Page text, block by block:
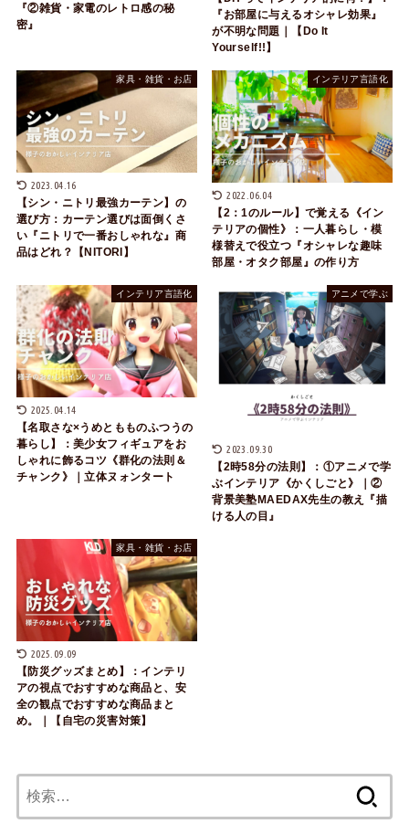
『②雑貨・家電のレトロ感の秘
密』
『お部屋に与えるオシャレ効果』
が不明な問題｜【Do It
Yourself!!】
家具・雑貨・お店
2023.04.16
【シン・ニトリ最強カーテン】の
選び方：カーテン選びは面倒くさ
い『ニトリで一番おしゃれな』商
品はどれ？【NITORI】
インテリア言語化
2022.06.04
【2：1のルール】で覚える《イン
テリアの個性》：一人暮らし・模
様替えで役立つ『オシャレな趣味
部屋・オタク部屋』の作り方
インテリア言語化
2025.04.14
【名取さな×うめともものふつうの
暮らし】：美少女フィギュアをお
しゃれに飾るコツ《群化の法則＆
チャンク》｜立体ヌォンタート
アニメで学ぶ
2023.09.30
【2時58分の法則】：①アニメで学
ぶインテリア《かくしごと》｜②
背景美塾MAEDAX先生の教え『描
ける人の目』
家具・雑貨・お店
2025.09.09
【防災グッズまとめ】：インテリ
アの視点でおすすめな商品と、安
全の観点でおすすめな商品まと
め。｜【自宅の災害対策】
索: